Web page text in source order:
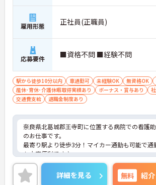
雇用形態 正社員(正職員)
応募要件 ■資格不問 ■経験不問
駅から徒歩10分以内 車通勤可 未経験OK 無資格OK
産休･育休･介護休暇取得実績あり
ボーナス・賞与あり
交通費支給
退職金制度あり
奈良県北葛城郡王寺町に位置する病院での看護
のお仕事です。
最寄り駅より徒歩3分！マイカー通勤も可能で通
も大変便利です♪
介護系の資格や経験が無い方もチャレンジいた
ます。
ご興味のある方には面接対策ポイントなど、詳
詳細を見る 無料 紹